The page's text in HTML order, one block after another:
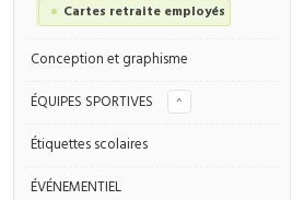
Cartes retraite employés
Conception et graphisme
ÉQUIPES SPORTIVES
^
Étiquettes scolaires
ÉVÉNEMENTIEL